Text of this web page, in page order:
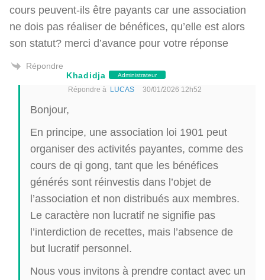
cours peuvent-ils être payants car une association
ne dois pas réaliser de bénéfices, qu’elle est alors
son statut? merci d’avance pour votre réponse
Répondre
Khadidja
Administrateur
Répondre à LUCAS 30/01/2026 12h52
Bonjour,
En principe, une association loi 1901 peut
organiser des activités payantes, comme des
cours de qi gong, tant que les bénéfices
générés sont réinvestis dans l’objet de
l’association et non distribués aux membres.
Le caractère non lucratif ne signifie pas
l’interdiction de recettes, mais l’absence de
but lucratif personnel.
Nous vous invitons à prendre contact avec un